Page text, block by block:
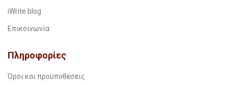
iWrite.blog
Επικοινωνία
Πληροφορίες
Όροι και προϋποθέσεις